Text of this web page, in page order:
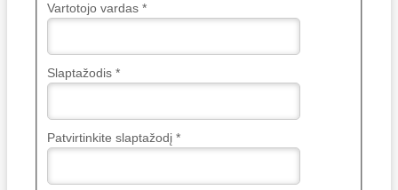
Vartotojo vardas*
Slaptažodis*
Patvirtinkite slaptažodį*